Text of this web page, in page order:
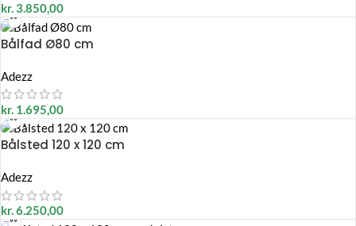
kr.3.850,00
Bålfad Ø80 cm
Adezz
kr. 1.695,00
Bålsted 120 x 120 cm
Adezz
kr.6.250,00